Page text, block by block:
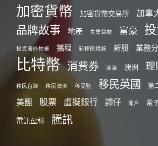
加密貨幣 加密貨幣交易所 加拿
品牌故事 地產 失業貸款 富豪
投資海外物業 攜程 新移民措施 新股 業務
比特幣 消費券 滴滴 澳洲 理
移民台灣 移民澳洲 移民監 移民英國 第
美團 股票 虛擬銀行 譚仔 開戶 電
電訊盈科 騰訊